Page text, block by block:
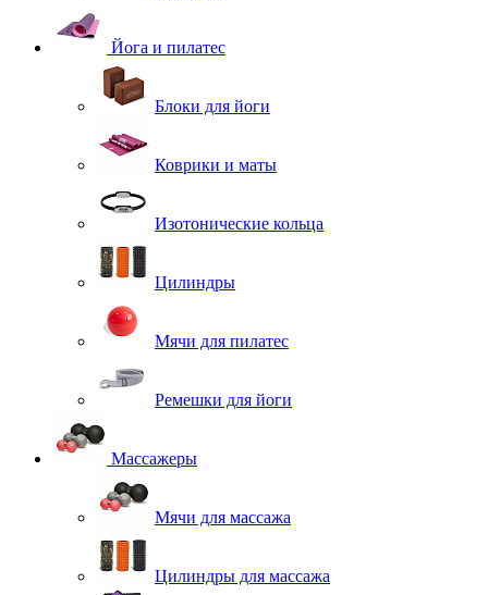
Йога и пилатес
Блоки для йоги
Коврики и маты
Изотонические кольца
Цилиндры
Мячи для пилатес
Ремешки для йоги
Массажеры
Мячи для массажа
Цилиндры для массажа